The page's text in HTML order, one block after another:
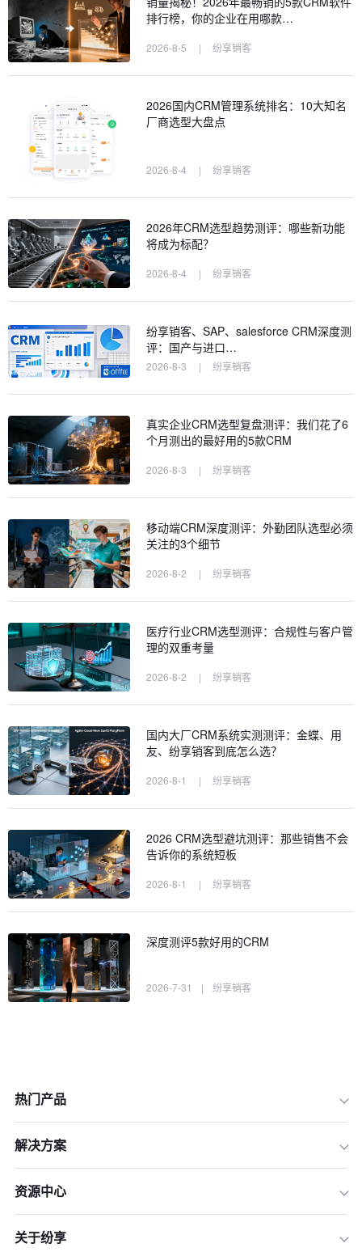
排行榜，你的企业在用哪款…
2026-8-5 | 纷享销客
2026国内CRM管理系统排名：10大知名
厂商选型大盘点
2026-8-4 | 纷享销客
2026年CRM选型趋势测评：哪些新功能
将成为标配？
2026-8-4 | 纷享销客
纷享销客、SAP、salesforce CRM深度测
评：国产与进口…
2026-8-3 | 纷享销客
真实企业CRM选型复盘测评：我们花了6
个月测出的最好用的5款CRM
2026-8-3 | 纷享销客
移动端CRM深度测评：外勤团队选型必须
关注的3个细节
2026-8-2 | 纷享销客
医疗行业CRM选型测评：合规性与客户管
理的双重考量
2026-8-2 | 纷享销客
国内大厂CRM系统实测测评：金蝶、用
友、纷享销客到底怎么选？
2026-8-1 | 纷享销客
2026 CRM选型避坑测评：那些销售不会
告诉你的系统短板
2026-8-1 | 纷享销客
深度测评5款好用的CRM
2026-7-31 | 纷享销客
热门产品
解决方案
资源中心
关于纷享